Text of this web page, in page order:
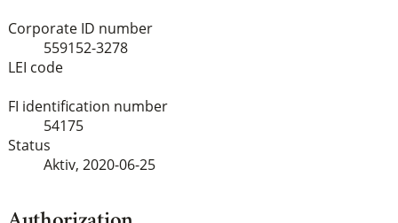
Corporate ID number
559152-3278
LEI code
FI identification number
54175
Status
Aktiv, 2020-06-25